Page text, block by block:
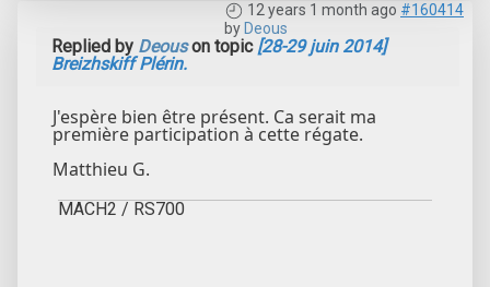
12 years 1 month ago #160414
by Deous
Replied by Deouson topic [28-29 juin 2014]
Breizhskiff Plérin.
J'espère bien être présent. Ca serait ma
première participation à cette régate.
Matthieu G.
MACH2 / RS700